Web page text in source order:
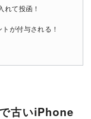
れて投函！
が付与される！
古いiPhone